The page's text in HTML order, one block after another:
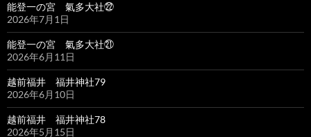
能登一の宮 氣多大社㉒
2026年7月1日
能登一の宮 氣多大社㉑
2026年6月11日
越前福井 福井神社79
2026年6月10日
越前福井 福井神社78
2026年5月15日